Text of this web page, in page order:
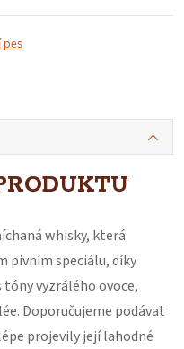
pes
whisky, která
pivním speciálu, díky
vyzrálého ovoce,
Doporučujeme podávat
projevily její lahodné